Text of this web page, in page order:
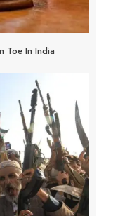
Toe In India